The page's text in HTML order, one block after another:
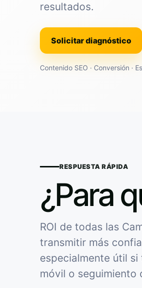
resultados.
Solicitar diagnóstico
Contenido SEO · Conversión ·
RESPUESTA RÁPIDA
¿Para
ROI de todas las
transmitir más
especialmente útil
móvil o seguimiento